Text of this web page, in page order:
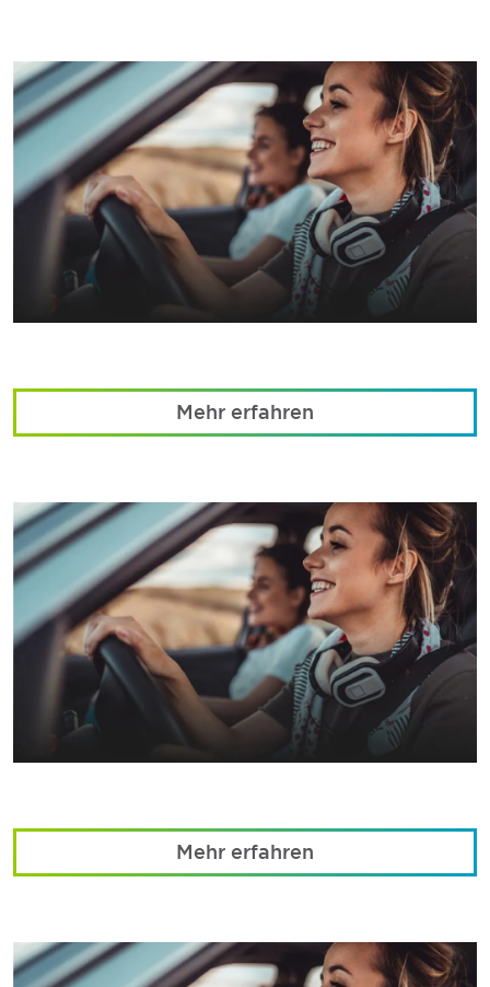
Mehr erfahren
Mehr erfahren